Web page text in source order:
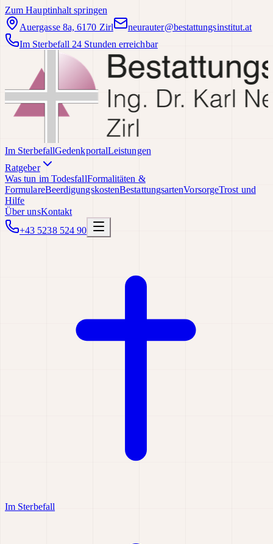
Zum Hauptinhalt springen
Auergasse 8a, 6170 Zirl
neurauter@bestattungsinstitut.at
Im Sterbefall 24 Stunden erreichbar
Im SterbefallGedenkportalLeistungen
Ratgeber
Was tun im TodesfallFormalitäten &
FormulareBeerdigungskostenBestattungsartenVorsorgeTrost und
Hilfe
Über unsKontakt
+43 5238 524 90
Im Sterbefall